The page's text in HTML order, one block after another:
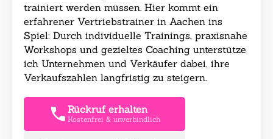
trainiert werden müssen. Hier kommt ein
erfahrener Vertriebstrainer in Aachen ins
Spiel: Durch individuelle Trainings, praxisnahe
Workshops und gezieltes Coaching unterstütze
ich Unternehmen und Verkäufer dabei, ihre
Verkaufszahlen langfristig zu steigern.
Rückruf erhalten
Kostenfrei & unverbindlich